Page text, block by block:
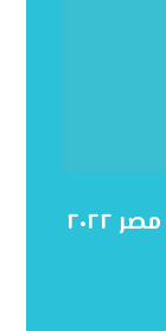
افضل شركة تعقيم منازل في مصر ٢٠٢٢